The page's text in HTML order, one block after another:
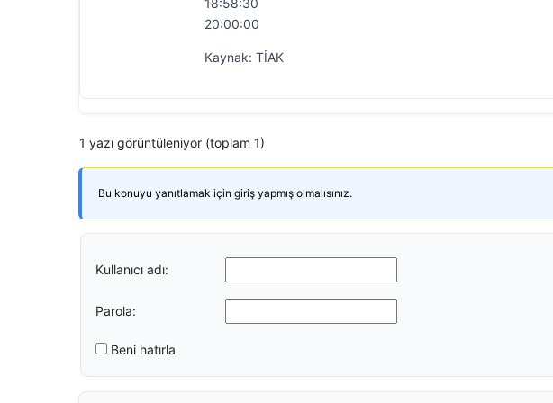
18:58:30
20:00:00
Kaynak: TİAK
1 yazı görüntüleniyor (toplam 1)
Bu konuyu yanıtlamak için giriş yapmış olmalısınız.
Kullanıcı adı:
Parola:
Beni hatırla